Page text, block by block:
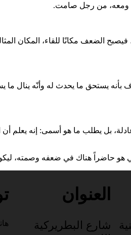
ومعه، من رجل صامت.
الضعف مكانًا للقاء، المكان
بأنه يستحق ما يحدث له وأنّه ينال ما
بل يطلب ما هو أسمى: إنه يعلم
حاضراً هناك في ضعفه وصمته،
العنوان
شارع البطريركية